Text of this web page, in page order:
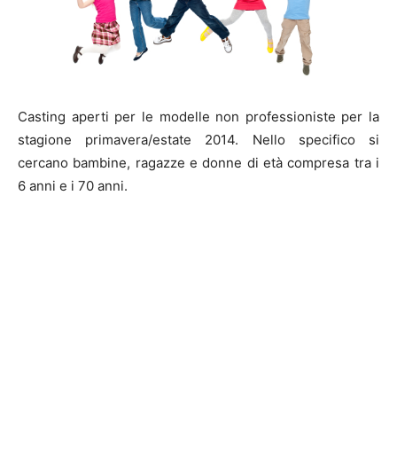
Casting aperti per le modelle non professioniste per la
stagione primavera/estate 2014. Nello specifico si
cercano bambine, ragazze e donne di età compresa tra i
6 anni e i 70 anni.